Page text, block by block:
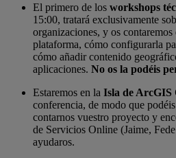
El primero de los workshops
15:00, tratará exclusivamente
organizaciones, y os
plataforma, cómo configurarla
cómo añadir contenido
aplicaciones. No os la podéis
Estaremos en la Isla de ArcGIS
conferencia, de modo que
contarnos vuestro proyecto y
de Servicios Online (Jaime,
ayudaros.